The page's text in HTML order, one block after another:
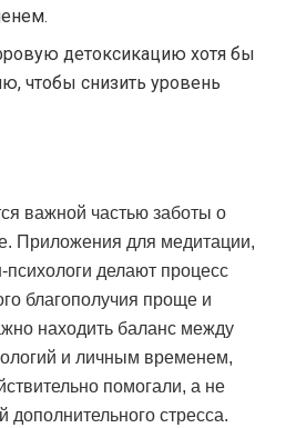
детоксикацию хотя бы
чтобы снизить уровень
важной частью заботы о
Приложения для медитации,
делают процесс
благополучия проще и
находить баланс между
и личным временем,
помогали, а не
дополнительного стресса.